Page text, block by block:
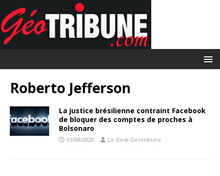
Roberto Jefferson
La justice brésilienne contraint Facebook
de bloquer des comptes de proches à
Bolsonaro
03/08/2020 Le Desk Geotribune